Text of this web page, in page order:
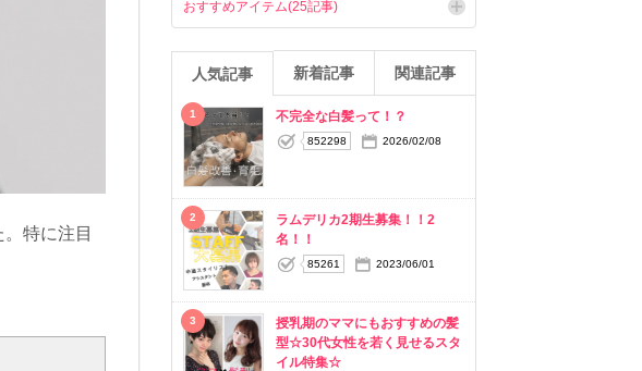
特に注目
おすすめアイテム(25記事)
人気記事 新着記事 関連記事
1 不完全な白髪って！？
852298 2026/02/08
2
ラムデリカ2期生募集！！2
名！！
85261 2023/06/01
3
授乳期のママにもおすすめの髪
型☆30代女性を若く見せるスタ
イル特集☆